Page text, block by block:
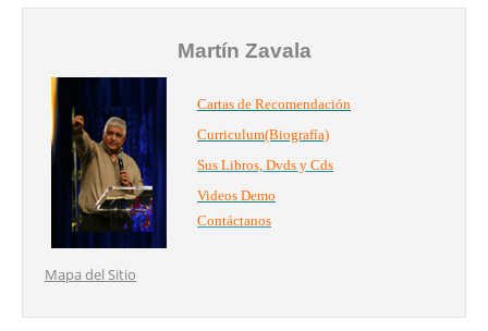
Martín Zavala
Cartas de Recomendación
Curriculum(Biografía)
Sus Libros, Dvds y Cds
Videos Demo
Contáctanos
Mapa del Sitio